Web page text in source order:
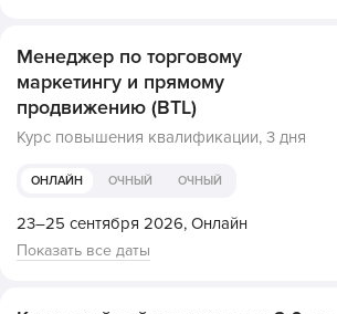
Менеджер по торговому
маркетингу и прямому
продвижению (BTL)
Курс повышения квалификации, 3 дня
ОНЛАЙН ОЧНЫЙ ОЧНЫЙ
23–25 сентября 2026, Онлайн
Показать все даты